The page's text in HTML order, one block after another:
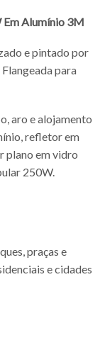
Em Alumínio 3M
e pintado por
para
aro e alojamento
refletor em
plano em vidro
250W.
praças e
e cidades